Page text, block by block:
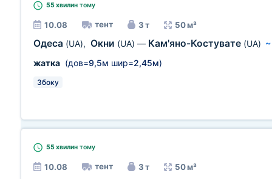
55 хвилин тому
10.08 тент 3 т 50 м³
Одеса (UA), Окни (UA) — Кам'яно-Костувате (UA)
жатка (дов=9,5м шир=2,45м)
Збоку
55 хвилин тому
10.08 тент 3 т 50 м³